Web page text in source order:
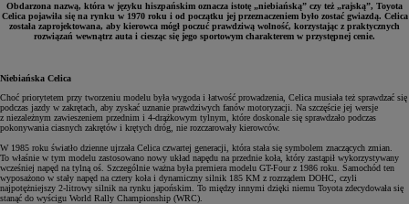
Obdarzona nazwą, która w języku hiszpańskim oznacza istotę „niebiańską” czy też „rajską”, Toyota
Celica pojawiła się na rynku w 1970 roku i od początku jej przeznaczeniem było zostać gwiazdą. Celica
została zaprojektowana, aby kierowca mógł poczuć prawdziwą wolność, korzystając z praktycznych
rozwiązań wewnątrz auta i ciesząc się jego sportowym charakterem w przystępnej cenie.
Niebiańska Celica
Choć priorytetem przy tworzeniu modelu była wygoda i łatwość prowadzenia, Celica musiała też sprawdzać się
podczas jazdy w zakrętach, aby zyskać uznanie prawdziwych fanów motoryzacji. Na szczęście jej wersje
z niezależnym zawieszeniem przednim i 4-drążkowym tylnym, które doskonale się sprawdzało podczas
pokonywania ciasnych zakrętów i krętych dróg, nie rozczarowały kierowców.
W 1985 roku światło dzienne ujrzała Celica czwartej generacji, która stała się symbolem znaczących zmian.
To właśnie w tym modelu zastosowano nowy układ napędu na przednie koła, który zastąpił wykorzystywany
wcześniej napęd na tylną oś. Szczególnie ważna była premiera modelu GT-Four z 1986 roku. Samochód ten
wyposażono w stały napęd na cztery koła i dynamiczny silnik 185 KM z rozrządem DOHC, czyli
najpotężniejszy 2-litrowy silnik na rynku japońskim. To między innymi dzięki niemu Toyota zdecydowała się
stanąć do wyścigu World Rally Championship (WRC).